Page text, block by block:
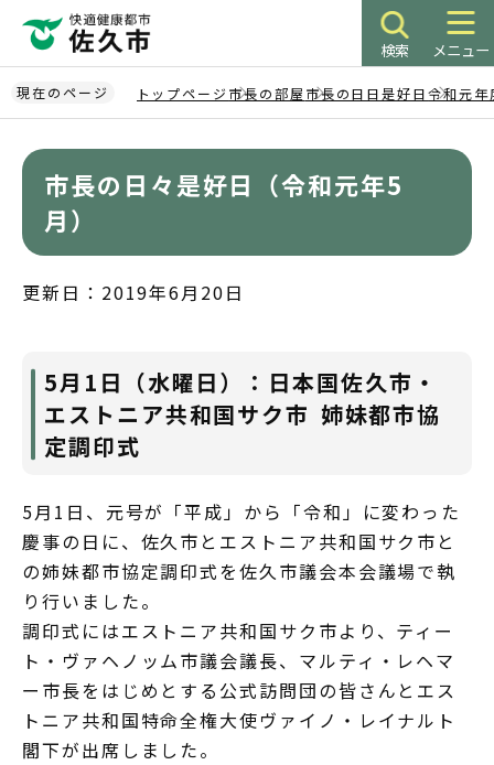
ペ
ー
ジ
検索 メニュー
現在のページ トップページ 市長の部屋 市長の日日是好日令和元
市長の日々是好日（令和元年5
月）
更新日：2019年6月20日
5月1日（水曜日）：日本国佐久市・
エストニア共和国サク市 姉妹都市協
定調印式
5月1日、元号が「平成」から「令和」に変わった
慶事の日に、佐久市とエストニア共和国サク市と
の姉妹都市協定調印式を佐久市議会本会議場で執
り行いました。
調印式にはエストニア共和国サク市より、ティー
ト・ヴァヘノッム市議会議長、マルティ・レヘマ
ー市長をはじめとする公式訪問団の皆さんとエス
トニア共和国特命全権大使ヴァイノ・レイナルト
閣下が出席しました。